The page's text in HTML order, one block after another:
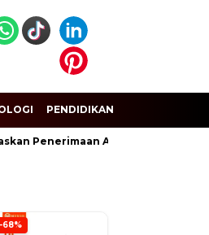
PENDIDIKAN
Anggota dan Taruna
-68%